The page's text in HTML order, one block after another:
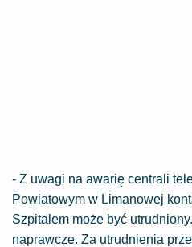
- Z uwagi na awarię centrali
Powiatowym w Limanowej
Szpitalem może być
naprawcze. Za utrudnienia